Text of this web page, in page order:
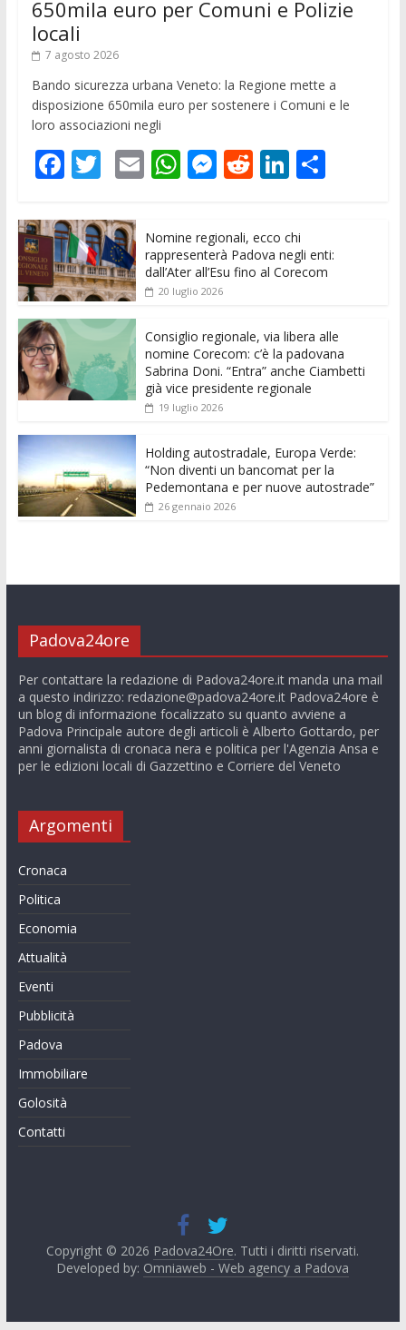
650mila euro per Comuni e Polizie
locali
7 agosto 2026
Bando sicurezza urbana Veneto: la Regione mette a
disposizione 650mila euro per sostenere i Comuni e le
loro associazioni negli
F
e
b
o
o
k
T
itt
er
E
l
W
s
A
p
p
M
ss
e
n
er
R
di
t
Li
k
e
dI
C
di
vi
Nomine regionali, ecco chi
rappresenterà Padova negli enti:
dall’Ater all’Esu fino al Corecom
20 luglio 2026
Consiglio regionale, via libera alle
nomine Corecom: c’è la padovana
Sabrina Doni. “Entra” anche Ciambetti
già vice presidente regionale
19 luglio 2026
Holding autostradale, Europa Verde:
“Non diventi un bancomat per la
Pedemontana e per nuove autostrade”
26 gennaio 2026
Padova24ore
Per contattare la redazione di Padova24ore.it manda una mail
a questo indirizzo: redazione@padova24ore.itPadova24ore è
un blog di informazione focalizzato su quanto avviene a
Padova Principale autore degli articoli è Alberto Gottardo, per
anni giornalista di cronaca nera e politica per l'Agenzia Ansa e
per le edizioni locali di Gazzettino e Corriere del Veneto
Argomenti
Cronaca
Politica
Economia
Attualità
Eventi
Pubblicità
Padova
Immobiliare
Golosità
Contatti
Copyright © 2026 Padova24Ore. Tutti i diritti riservati.
Developed by: Omniaweb - Web agency a Padova